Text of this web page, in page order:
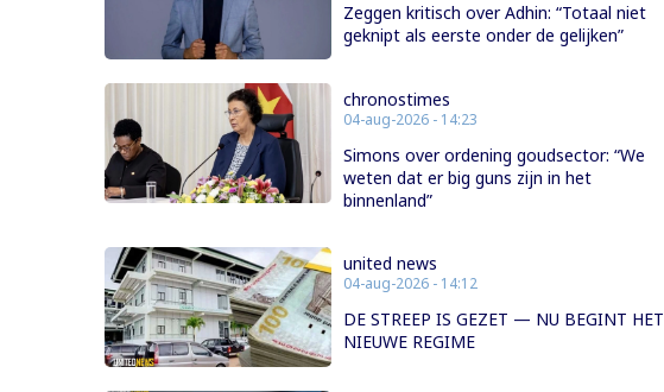
Zeggen kritisch over Adhin: “Totaal niet
geknipt als eerste onder de gelijken”
chronostimes
04-aug-2026 - 14:23
Simons over ordening goudsector: “We
weten dat er big guns zijn in het
binnenland”
united news
04-aug-2026 - 14:12
DE STREEP IS GEZET — NU BEGINT HET
NIEUWE REGIME